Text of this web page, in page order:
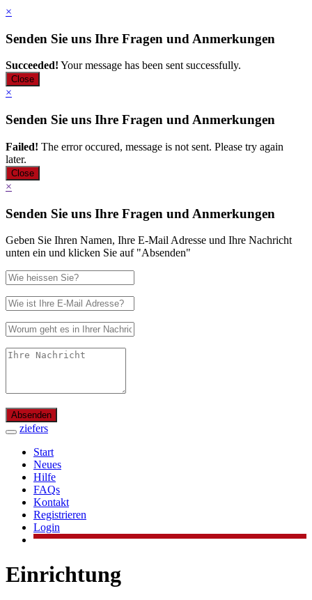
×
Senden Sie uns Ihre Fragen und Anmerkungen
Succeeded! Your message has been sent successfully.
Close
×
Senden Sie uns Ihre Fragen und Anmerkungen
Failed! The error occured, message is not sent. Please try again
later.
Close
×
Senden Sie uns Ihre Fragen und Anmerkungen
Geben Sie Ihren Namen, Ihre E-Mail Adresse und Ihre Nachricht
unten ein und klicken Sie auf "Absenden"
Absenden
ziefers
Start
Neues
Hilfe
FAQs
Kontakt
Registrieren
Login
Einrichtung